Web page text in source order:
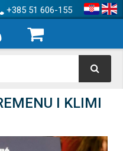
+385 51 606-155
I KLIMI